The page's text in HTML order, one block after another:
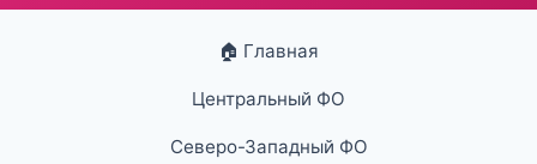
🏠 Главная
Центральный ФО
Северо-Западный ФО